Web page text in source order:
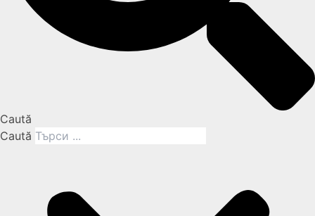
Caută
Caută